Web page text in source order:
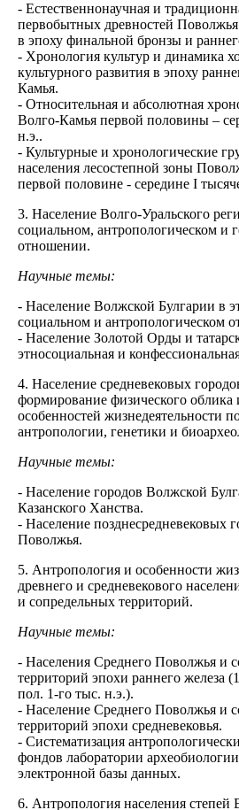
- Естественнонаучная и
первобытных древностей
в эпоху финальной бронзы и
- Хронология культур и динамика
культурного развития в эпоху
Камья.
- Относительная и абсолютная
Волго-Камья первой половины –
н.э..
- Культурные и хронологические
населения лесостепной зоны
первой половине - середине I
3. Население Волго-Уральского
социальном, антропологическом и
отношении.
Научные темы:
- Население Волжской Булгарии в
социальном и антропологическом
- Население Золотой Орды и
этносоциальная и
4. Население средневековых
формирование физического облика
особенностей жизнедеятельности
антропологии, генетики и
Научные темы:
- Население городов Волжской
Казанского Ханства.
- Население позднесредневековых
Поволжья.
5. Антропология и особенности
древнего и средневекового
и сопредельных территорий.
Научные темы:
- Населения Среднего Поволжья и
территорий эпохи раннего железа
пол. 1-го тыс. н.э.).
- Население Среднего Поволжья и
территорий эпохи средневековья.
- Систематизация
фондов лаборатории
электронной базы данных.
6. Антропология населения степей